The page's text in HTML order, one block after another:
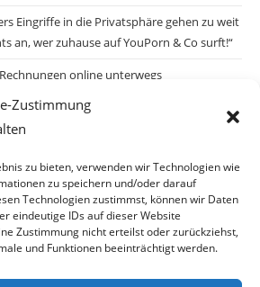
Zustimmung
zu bieten, verwenden wir Technologien wie
zu speichern und/oder darauf
Technologien zustimmst, können wir Daten
eindeutige IDs auf dieser Website
Zustimmung nicht erteilst oder zurückziehst,
und Funktionen beeinträchtigt werden.
Eingriffe in die Privatsphäre gehen zu weit
an, wer zuhause auf YouPorn & Co surft!“
online unterwegs
Sicherheit: „Erst nach einem Anschlag wäre